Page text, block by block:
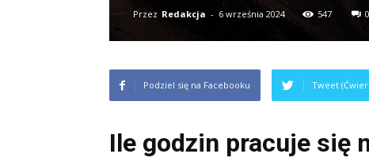
Przez Redakcja - 6 września 2024 547 0
Podziel się na Facebooku Tweet
Ile godzin pracuje się